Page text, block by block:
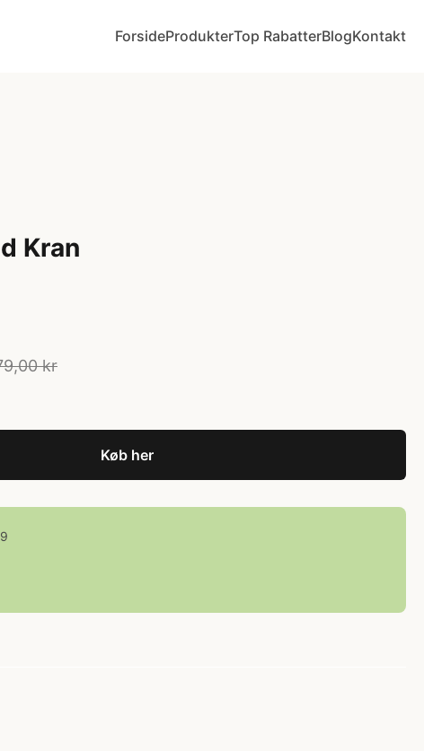
ForsideProdukterTop RabatterBlogKontakt
Kran
kr
Køb her